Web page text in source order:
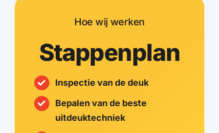
Hoe wij werken
Stappenplan
Inspectie van de deuk
Bepalen van de beste
uitdeuktechniek